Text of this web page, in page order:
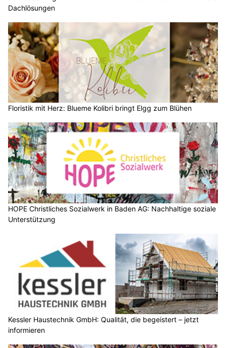
Dachlösungen
Floristik mit Herz: Blueme Kolibri bringt Elgg zum Blühen
HOPE Christliches Sozialwerk in Baden AG: Nachhaltige soziale
Unterstützung
Kessler Haustechnik GmbH: Qualität, die begeistert – jetzt
informieren